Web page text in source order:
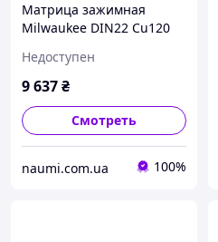
Матрица зажимная
Milwaukee DIN22 Cu120
Недоступен
9 637₴
Смотреть
naumi.com.ua 100%